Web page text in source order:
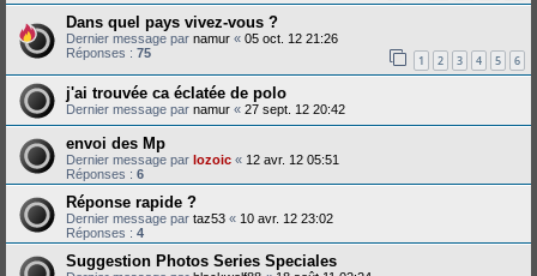
Dans quel pays vivez-vous ?
Dernier message par namur « 05 oct. 12 21:26
Réponses : 75 1 2 3 4 5 6
j'ai trouvée ca éclatée de polo
Dernier message par namur « 27 sept. 12 20:42
envoi des Mp
Dernier message par lozoic « 12 avr. 12 05:51
Réponses : 6
Réponse rapide ?
Dernier message par taz53 « 10 avr. 12 23:02
Réponses : 4
Suggestion Photos Series Speciales